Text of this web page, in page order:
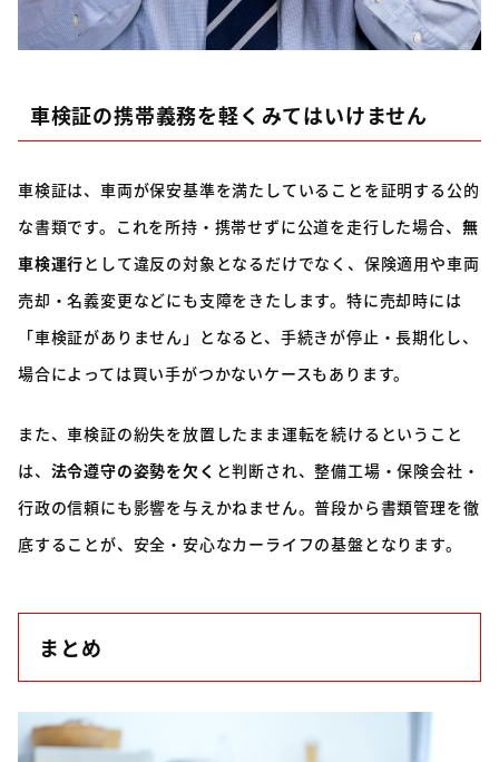
車検証の携帯義務を軽くみてはいけません
車検証は、車両が保安基準を満たしていることを証明する公的
な書類です。これを所持・携帯せずに公道を走行した場合、 無
車検運行として違反の対象となるだけでなく、保険適用や車両
売却・名義変更などにも支障をきたします。特に売却時には
「車検証がありません」となると、手続きが停止・長期化し、
場合によっては買い手がつかないケースもあります。
また、車検証の紛失を放置したまま運転を続けるということ
は、 法令遵守の姿勢を欠く と判断され、整備工場・保険会社・
行政の信頼にも影響を与えかねません。普段から書類管理を徹
底することが、安全・安心なカーライフの基盤となります。
まとめ